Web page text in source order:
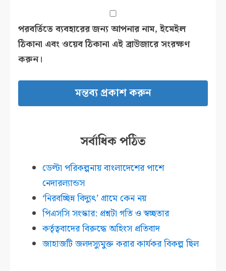
পরবর্তিতে ব্যবহারের জন্য আপনার নাম, ইমেইল
ঠিকানা এবং ওয়েব ঠিকানা এই ব্রাউজারে সংরক্ষণ
করুন।
সর্বাধিক পঠিত
ডেল্টা পরিকল্পনায় বাংলাদেশের পাশে
নেদারল্যান্ডস
‘নিরবচ্ছিন্ন বিদ্যুৎ’ গ্রামে কেন নয়
পিএসসি সংস্কার: প্রশ্নটা গতি ও স্বচ্ছতার
কর্তৃত্ববাদের বিরুদ্ধে অহিংস প্রতিবাদ
জাহাজটি জলদস্যুমুক্ত করার কার্যকর বিকল্প ছিল